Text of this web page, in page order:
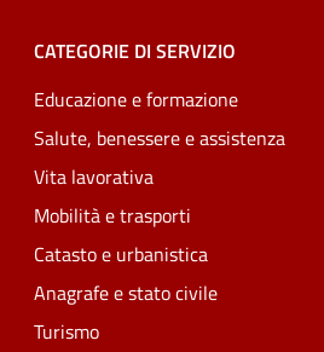
CATEGORIE DI SERVIZIO
Educazione e formazione
Salute, benessere e assistenza
Vita lavorativa
Mobilità e trasporti
Catasto e urbanistica
Anagrafe e stato civile
Turismo